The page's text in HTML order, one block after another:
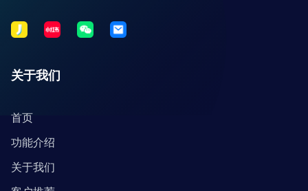
关于我们
首页
功能介绍
关于我们